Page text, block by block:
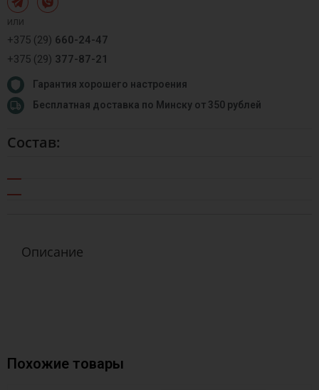
или
+375 (29) 660-24-47
+375 (29) 377-87-21
Гарантия хорошего настроения
Бесплатная доставка по Минску от 350 рублей
Состав:
Описание
Похожие товары